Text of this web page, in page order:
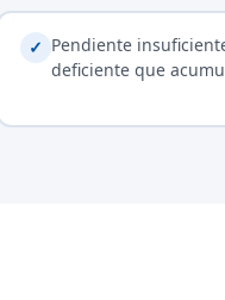
✓ Pendiente
deficiente que